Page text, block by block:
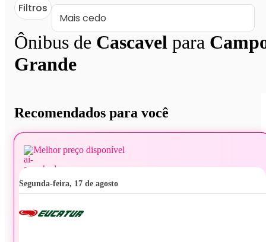
Ônibus de Cascavel para
Grande
Filtros
Recomendados para você
Melhor preço disponível
segunda-feira, 17 de agosto